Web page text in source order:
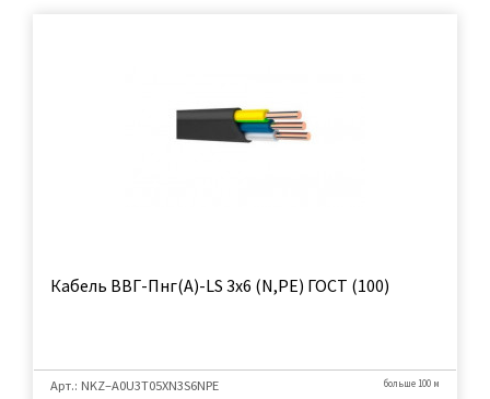
Кабель ВВГ-Пнг(А)-LS 3х6 (N,PE) ГОСТ (100)
Арт.: NKZ–A0U3Т05XN3S6NPE больше 100 м